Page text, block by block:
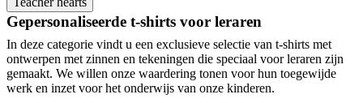
Gepersonaliseerde t-shirts voor leraren
In deze categorie vindt u een exclusieve selectie van t-shirts met
ontwerpen met zinnen en tekeningen die speciaal voor leraren zijn
gemaakt. We willen onze waardering tonen voor hun toegewijde
werk en inzet voor het onderwijs van onze kinderen.